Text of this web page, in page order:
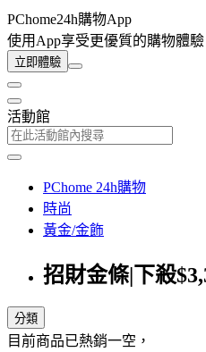
PChome24h購物App
使用App享受更優質的購物體驗
立即體驗
活動館
PChome 24h購物
時尚
黃金/金飾
招財金條|下殺
分類
目前商品已熱銷一空，